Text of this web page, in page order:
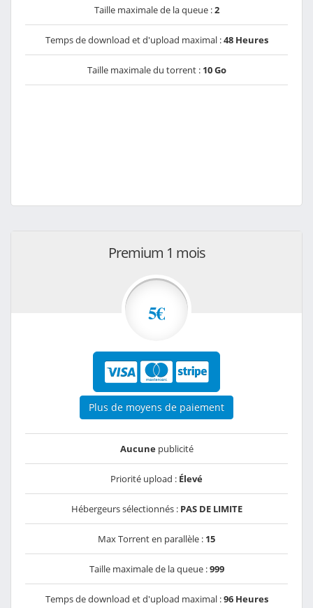
Taille maximale de la queue :2
Temps de download et d'upload maximal :48 Heures
Taille maximale du torrent : 10 Go
Premium 1 mois
5€
Plus de moyens de paiement
Aucunepublicité
Priorité upload : Élevé
Hébergeurs sélectionnés : PAS DE LIMITE
Max Torrent en parallèle : 15
Taille maximale de la queue :999
Temps de download et d'upload maximal :96 Heures